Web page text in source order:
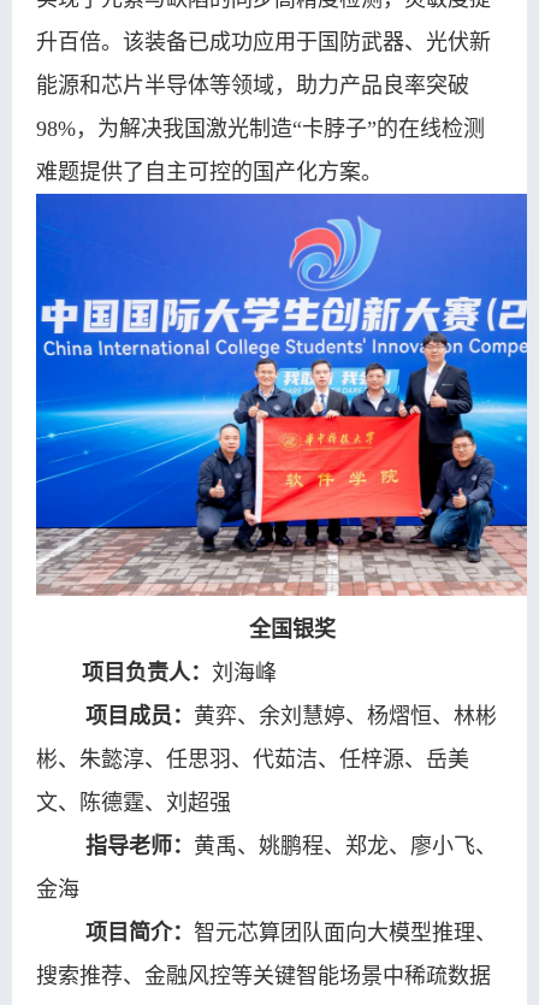
升百倍。该装备已成功应用于国防武器、光伏新
能源和芯片半导体等领域，助力产品良率突破
98%，为解决我国激光制造“卡脖子”的在线检测
难题提供了自主可控的国产化方案。
全国银奖
项目负责人：刘海峰
项目成员： 黄弈、余刘慧婷、杨熠恒、林彬
彬、朱懿淳、任思羽、代茹洁、任梓源、岳美
文、陈德霆、刘超强
指导老师： 黄禹、姚鹏程、郑龙、廖小飞、
金海
项目简介： 智元芯算团队面向大模型推理、
搜索推荐、金融风控等关键智能场景中稀疏数据